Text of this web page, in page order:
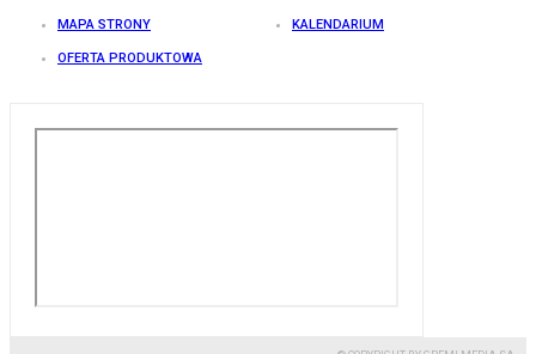
MAPA STRONY KALENDARIUM
OFERTA PRODUKTOWA